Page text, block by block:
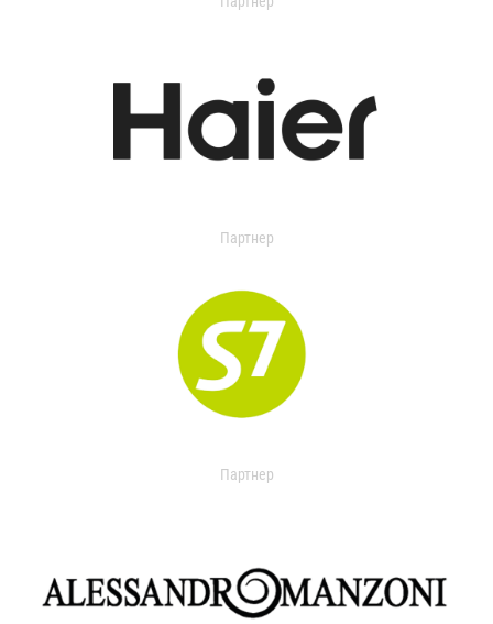
Партнер
Партнер